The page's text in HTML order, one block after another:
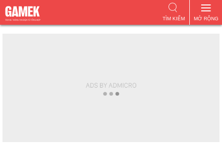
MỞ RỘNG
TÌM KIẾM